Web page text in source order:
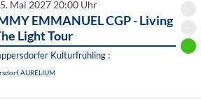
Mai 2027 20:00 Uhr
EMMANUEL CGP - Living
Light Tour
Kulturfrühling :
AURELIUM